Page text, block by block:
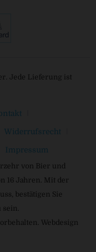
Jede Lieferung ist
Widerrufsrecht
Impressum
von Bier und
16 Jahren. Mit der
bestätigen Sie
sein.
Webdesign